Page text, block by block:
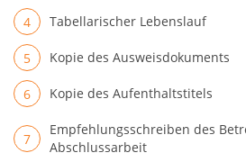
Tabellarischer Lebenslauf
Kopie des Ausweisdokuments
Kopie des Aufenthaltstitels
Empfehlungsschreiben des
Abschlussarbeit